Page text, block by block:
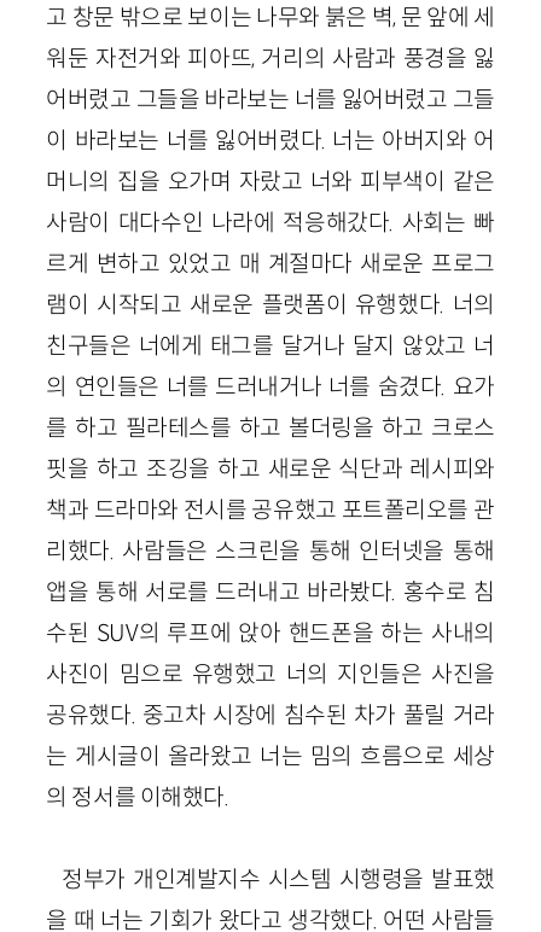
고 창문 밖으로 보이는 나무와 붉은 벽, 문 앞에 세
워둔 자전거와 피아뜨, 거리의 사람과 풍경을 잃
어버렸고 그들을 바라보는 너를 잃어버렸고 그들
이 바라보는 너를 잃어버렸다. 너는 아버지와 어
머니의 집을 오가며 자랐고 너와 피부색이 같은
사람이 대다수인 나라에 적응해갔다. 사회는 빠
르게 변하고 있었고 매 계절마다 새로운 프로그
램이 시작되고 새로운 플랫폼이 유행했다. 너의
친구들은 너에게 태그를 달거나 달지 않았고 너
의 연인들은 너를 드러내거나 너를 숨겼다. 요가
를 하고 필라테스를 하고 볼더링을 하고 크로스
핏을 하고 조깅을 하고 새로운 식단과 레시피와
책과 드라마와 전시를 공유했고 포트폴리오를 관
리했다. 사람들은 스크린을 통해 인터넷을 통해
앱을 통해 서로를 드러내고 바라봤다. 홍수로 침
수된 SUV의 루프에 앉아 핸드폰을 하는 사내의
사진이 밈으로 유행했고 너의 지인들은 사진을
공유했다. 중고차 시장에 침수된 차가 풀릴 거라
는 게시글이 올라왔고 너는 밈의 흐름으로 세상
의 정서를 이해했다.
정부가 개인계발지수 시스템 시행령을 발표했
을 때 너는 기회가 왔다고 생각했다. 어떤 사람들